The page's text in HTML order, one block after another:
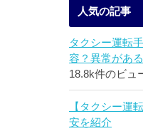
人気の記事
タクシー運転
容？異常があ
18.8k件のビュ
【タクシー運
安を紹介